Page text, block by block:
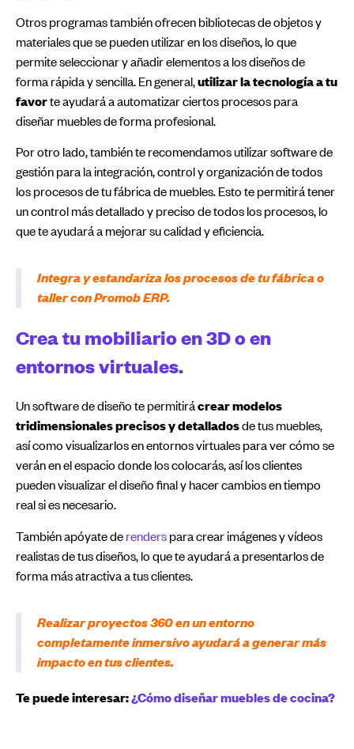
Otros programas también ofrecen bibliotecas de objetos y
materiales que se pueden utilizar en los diseños, lo que
permite seleccionar y añadir elementos a los diseños de
forma rápida y sencilla. En general,utilizar la tecnología a tu
favorte ayudará a automatizar ciertos procesos para
diseñar muebles de forma profesional.
Por otro lado, también te recomendamos utilizar software de
gestión para la integración, control y organización de todos
los procesos de tu fábrica de muebles. Esto te permitirá tener
un control más detallado y preciso de todos los procesos, lo
que te ayudará a mejorar su calidad y eficiencia.
Integra y estandariza los procesos de tu fábrica o
taller con Promob ERP.
Crea tu mobiliario en 3D o en
entornos virtuales.
Un software de diseño te permitirácrear modelos
tridimensionales precisos y detalladosde tus muebles,
así como visualizarlos en entornos virtuales para ver cómo se
verán en el espacio donde los colocarás, así los clientes
pueden visualizar el diseño final y hacer cambios en tiempo
real si es necesario.
También apóyate de renders para crear imágenes y vídeos
realistas de tus diseños, lo que te ayudará a presentarlos de
forma más atractiva a tus clientes.
Realizar proyectos 360 en un entorno
completamente inmersivo ayudará a generar más
impacto en tus clientes.
Te puede interesar:¿Cómo diseñar muebles de cocina?